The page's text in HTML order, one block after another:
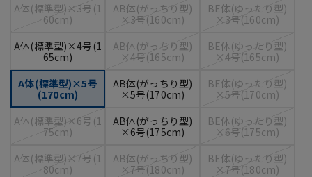
A体(標準型)×3号(1
60cm)
AB体(がっちり型)
×3号(160cm)
BE体(ゆったり型)
×3号(160cm)
A体(標準型)×4号(1
65cm)
AB体(がっちり型)
×4号(165cm)
BE体(ゆったり型)
×4号(165cm)
A体(標準型)×5号
(170cm)
AB体(がっちり型)
×5号(170cm)
BE体(ゆったり型)
×5号(170cm)
A体(標準型)×6号(1
75cm)
AB体(がっちり型)
×6号(175cm)
BE体(ゆったり型)
×6号(175cm)
A体(標準型)×7号(1
80cm)
AB体(がっちり型)
×7号(180cm)
BE体(ゆったり型)
×7号(180cm)